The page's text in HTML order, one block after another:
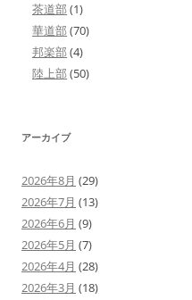
茶道部 (1)
華道部 (70)
邦楽部 (4)
陸上部 (50)
アーカイブ
2026年8月 (29)
2026年7月 (13)
2026年6月 (9)
2026年5月 (7)
2026年4月 (28)
2026年3月 (18)